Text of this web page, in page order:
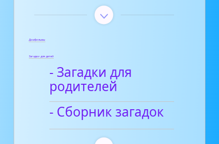
Диафильмы
Загадки для детей
- Загадки для
родителей
- Сборник загадок